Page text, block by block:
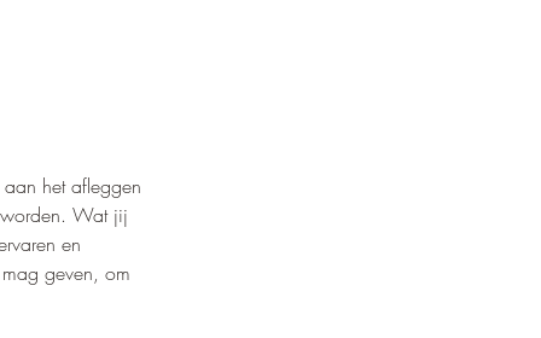
het afleggen
Wat jij
en
geven, om